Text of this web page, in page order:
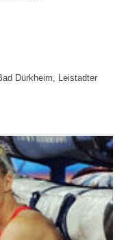
Dürkheim, Leistadter